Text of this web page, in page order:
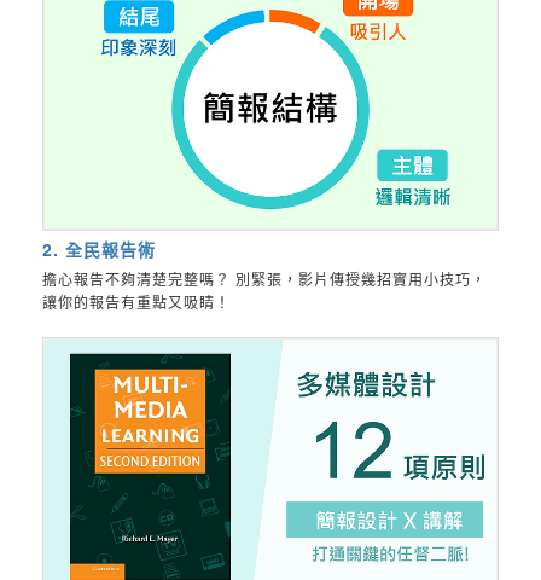
2. 全民報告術
擔心報告不夠清楚完整嗎？ 別緊張，影片傳授幾招實用小技巧，
讓你的報告有重點又吸睛！